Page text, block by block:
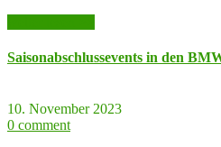
Saisonabschlussevents in den
10. November 2023
0 comment